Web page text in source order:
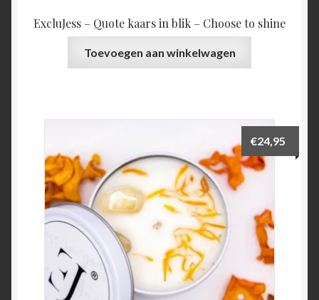
ExcluJess – Quote kaars in blik – Choose to shine
Toevoegen aan winkelwagen
€24,95